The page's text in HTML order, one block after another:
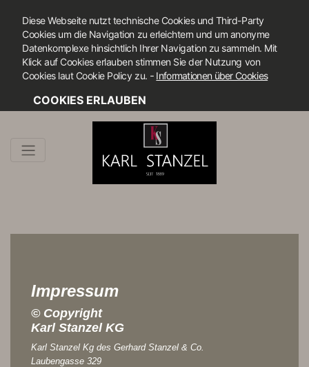
Diese Webseite nutzt technische Cookies und Third-Party
Cookies um die Navigation zu erleichtern und um anonyme
Datenkomplexe hinsichtlich Ihrer Navigation zu sammeln. Mit
Klick auf Cookies erlauben stimmen Sie der Nutzung von
Cookies laut Cookie Policy zu. - Informationen über Cookies
COOKIES ERLAUBEN
Impressum
© Copyright
Karl Stanzel KG
Karl Stanzel Kg des Gerhard Stanzel & Co.
Laubengasse 329